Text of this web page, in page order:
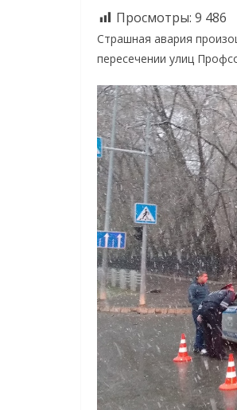
Просмотры: 9 486
Страшная авария
пересечении улиц